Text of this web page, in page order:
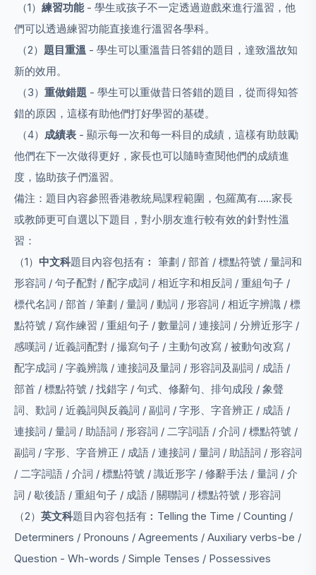
（1） 練習功能 - 學生或孩子不一定透過遊戲來進行溫習，他
們可以透過練習功能直接進行溫習各學科。
（2） 題目重溫 - 學生可以重溫昔日答錯的題目，達致溫故知
新的效用。
（3） 重做錯題 - 學生可以重做昔日答錯的題目，從而得知答
錯的原因，這樣有助他們打好學習的基礎。
（4） 成績表 - 顯示每一次和每一科目的成績，這樣有助鼓勵
他們在下一次做得更好，家長也可以隨時查閱他們的成績進
度，協助孩子們溫習。
備注：題目內容參照香港教統局課程範圍，包羅萬有.....家長
或教師更可自選以下題目，對小朋友進行較有效的針對性溫
習：
（1） 中文科題目內容包括有︰ 筆劃 / 部首 / 標點符號 / 量詞和
形容詞 / 句子配對 / 配字成詞 / 相近字和相反詞 / 重組句子 /
標代名詞 / 部首 / 筆劃 / 量詞 / 動詞 / 形容詞 / 相近字辨識 / 標
點符號 / 寫作練習 / 重組句子 / 數量詞 / 連接詞 / 分辨近形字 /
感嘆詞 / 近義詞配對 / 撮寫句子 / 主動句改寫 / 被動句改寫 /
配字成詞 / 字義辨識 / 連接詞及量詞 / 形容詞及副詞 / 成語 /
部首 / 標點符號 / 找錯字 / 句式、修辭句、排句成段 / 象聲
詞、歎詞 / 近義詞與反義詞 / 副詞 / 字形、字音辨正 / 成語 /
連接詞 / 量詞 / 助語詞 / 形容詞 / 二字詞語 / 介詞 / 標點符號 /
副詞 / 字形、字音辨正 / 成語 / 連接詞 / 量詞 / 助語詞 / 形容詞
/ 二字詞語 / 介詞 / 標點符號 / 識近形字 / 修辭手法 / 量詞 / 介
詞 / 歇後語 / 重組句子 / 成語 / 關聯詞 / 標點符號 / 形容詞
（2） 英文科題目內容包括有︰Telling the Time / Counting /
Determiners / Pronouns / Agreements / Auxiliary verbs-be /
Question - Wh-words / Simple Tenses / Possessives